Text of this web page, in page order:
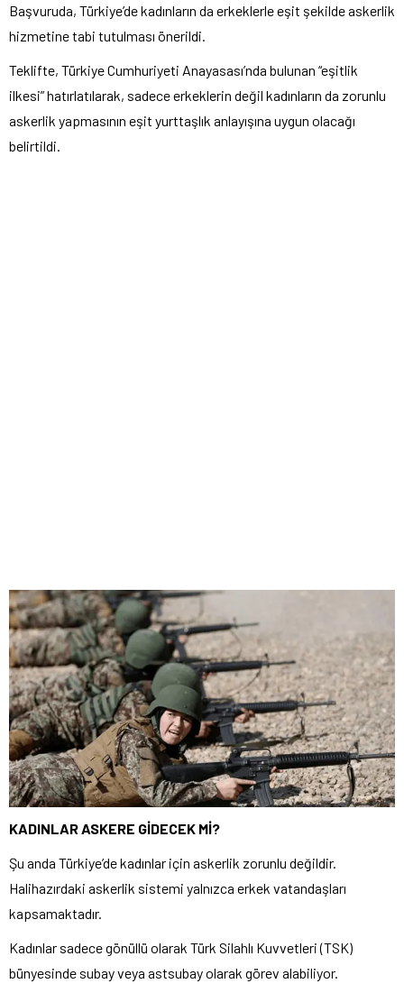
Başvuruda, Türkiye’de kadınların da erkeklerle eşit şekilde askerlik
hizmetine tabi tutulması önerildi.
Teklifte, Türkiye Cumhuriyeti Anayasası’nda bulunan “eşitlik
ilkesi” hatırlatılarak, sadece erkeklerin değil kadınların da zorunlu
askerlik yapmasının eşit yurttaşlık anlayışına uygun olacağı
belirtildi.
KADINLAR ASKERE GİDECEK Mİ?
Şu anda Türkiye’de kadınlar için askerlik zorunlu değildir.
Halihazırdaki askerlik sistemi yalnızca erkek vatandaşları
kapsamaktadır.
Kadınlar sadece gönüllü olarak Türk Silahlı Kuvvetleri (TSK)
bünyesinde subay veya astsubay olarak görev alabiliyor.